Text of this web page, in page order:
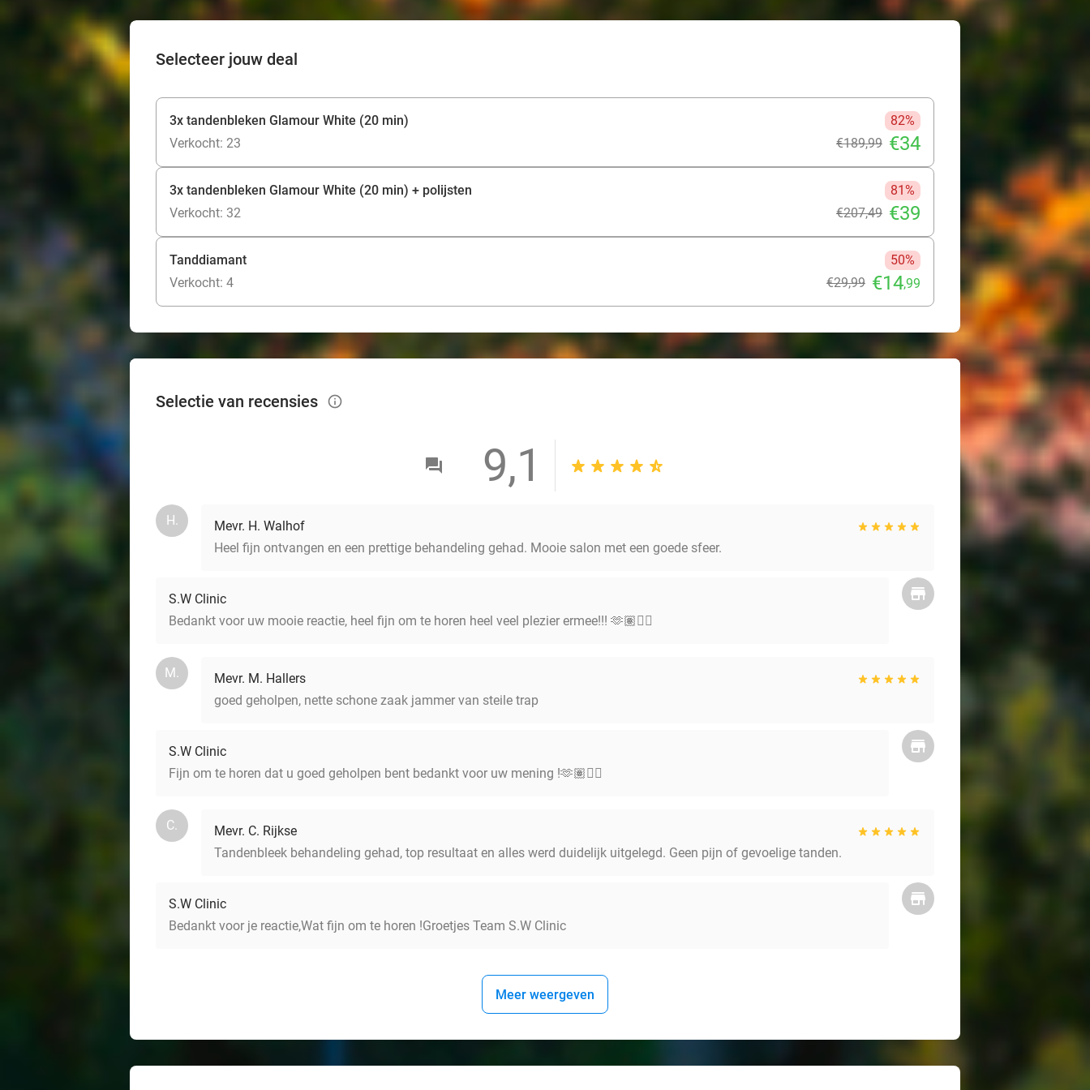
ultieme finishing touch. Jij steelt de show met jouw prachtige lach. Ervaar het zelf!
Selecteer jouw deal
3x tandenbleken Glamour White (20 min)
82%
Verkocht: 23
€189,99 €34
3x tandenbleken Glamour White (20 min) + polijsten
81%
Verkocht: 32
€207,49 €39
Tanddiamant
50%
Verkocht: 4
€29,99 €14,99
Selectie van recensies info_outlined
9,1
H.
Mevr. H. Walhof
Heel fijn ontvangen en een prettige behandeling gehad. Mooie salon met een goede sfeer.
S.W Clinic
Bedankt voor uw mooie reactie, heel fijn om te horen heel veel plezier ermee!!! 🫶🏽👍🏻
M.
Mevr. M. Hallers
goed geholpen, nette schone zaak jammer van steile trap
S.W Clinic
Fijn om te horen dat u goed geholpen bent bedankt voor uw mening !🫶🏽👍🏻
C.
Mevr. C. Rijkse
Tandenbleek behandeling gehad, top resultaat en alles werd duidelijk uitgelegd. Geen pijn of gevoelige tanden.
S.W Clinic
Bedankt voor je reactie,Wat fijn om te horen !Groetjes Team S.W Clinic
Meer weergeven